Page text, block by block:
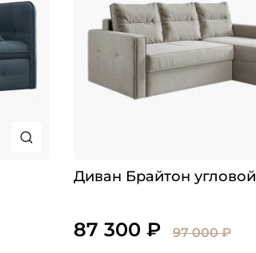
Диван Брайтон угловой
87 300 ₽ 97 000 ₽